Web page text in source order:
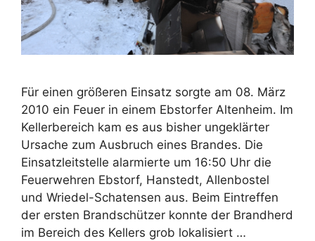
Für einen größeren Einsatz sorgte am 08. März
2010 ein Feuer in einem Ebstorfer Altenheim. Im
Kellerbereich kam es aus bisher ungeklärter
Ursache zum Ausbruch eines Brandes. Die
Einsatzleitstelle alarmierte um 16:50 Uhr die
Feuerwehren Ebstorf, Hanstedt, Allenbostel
und Wriedel-Schatensen aus. Beim Eintreffen
der ersten Brandschützer konnte der Brandherd
im Bereich des Kellers grob lokalisiert …